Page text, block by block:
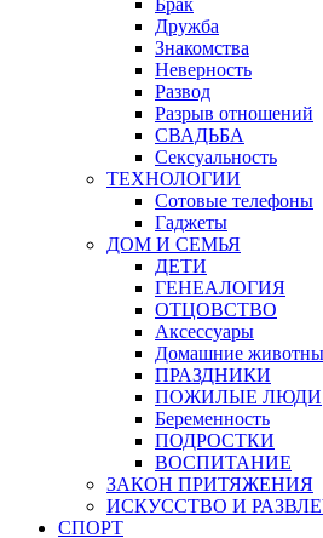
Дружба
Знакомства
Неверность
Развод
Разрыв отношений
СВАДЬБА
Сексуальность
ТЕХНОЛОГИИ
Сотовые телефоны
Гаджеты
ДОМ И СЕМЬЯ
ДЕТИ
ГЕНЕАЛОГИЯ
ОТЦОВСТВО
Аксессуары
Домашние
ПРАЗДНИКИ
ПОЖИЛЫЕ ЛЮДИ
Беременность
ПОДРОСТКИ
ВОСПИТАНИЕ
ЗАКОН ПРИТЯЖЕНИЯ
ИСКУССТВО И
СПОРТ